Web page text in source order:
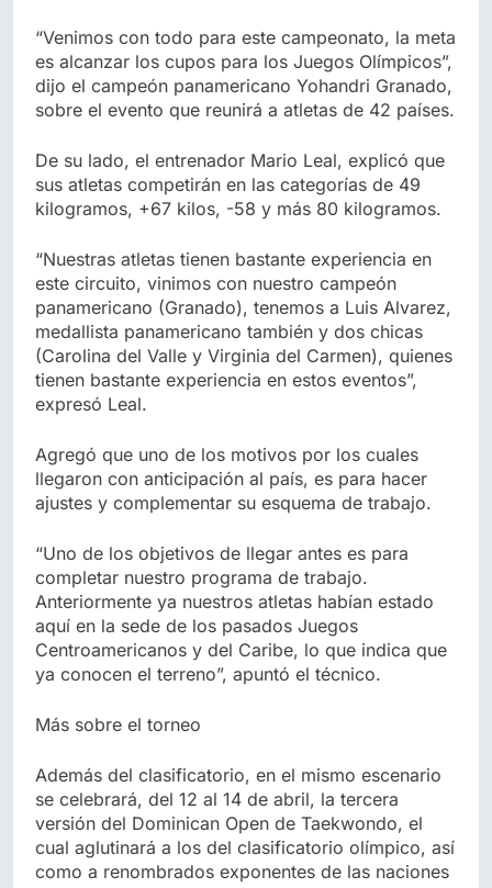
“Venimos con todo para este campeonato, la meta
es alcanzar los cupos para los Juegos Olímpicos”,
dijo el campeón panamericano Yohandri Granado,
sobre el evento que reunirá a atletas de 42 países.
De su lado, el entrenador Mario Leal, explicó que
sus atletas competirán en las categorías de 49
kilogramos, +67 kilos, -58 y más 80 kilogramos.
“Nuestras atletas tienen bastante experiencia en
este circuito, vinimos con nuestro campeón
panamericano (Granado), tenemos a Luis Alvarez,
medallista panamericano también y dos chicas
(Carolina del Valle y Virginia del Carmen), quienes
tienen bastante experiencia en estos eventos”,
expresó Leal.
Agregó que uno de los motivos por los cuales
llegaron con anticipación al país, es para hacer
ajustes y complementar su esquema de trabajo.
“Uno de los objetivos de llegar antes es para
completar nuestro programa de trabajo.
Anteriormente ya nuestros atletas habían estado
aquí en la sede de los pasados Juegos
Centroamericanos y del Caribe, lo que indica que
ya conocen el terreno”, apuntó el técnico.
Más sobre el torneo
Además del clasificatorio, en el mismo escenario
se celebrará, del 12 al 14 de abril, la tercera
versión del Dominican Open de Taekwondo, el
cual aglutinará a los del clasificatorio olímpico, así
como a renombrados exponentes de las naciones